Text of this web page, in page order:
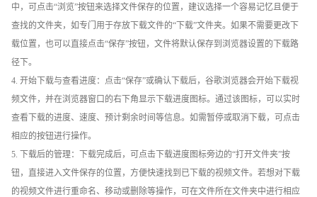
中，可点击“浏览”按钮来选择文件保存的位置，建议选择一个容易记忆且便于
查找的文件夹，如专门用于存放下载文件的“下载”文件夹。如果不需要更改下
载位置，也可以直接点击“保存”按钮，文件将默认保存到浏览器设置的下载路
径下。
4. 开始下载与查看进度：点击“保存”或确认下载后，谷歌浏览器会开始下载视
频文件，并在浏览器窗口的右下角显示下载进度图标。通过该图标，可以实时
查看下载的进度、速度、预计剩余时间等信息。如需暂停或取消下载，可点击
相应的按钮进行操作。
5. 下载后的管理：下载完成后，可点击下载进度图标旁边的“打开文件夹”按
钮，直接进入文件保存的位置，方便快速找到已下载的视频文件。若想对下载
的视频文件进行重命名、移动或删除等操作，可在文件所在文件夹中进行相应